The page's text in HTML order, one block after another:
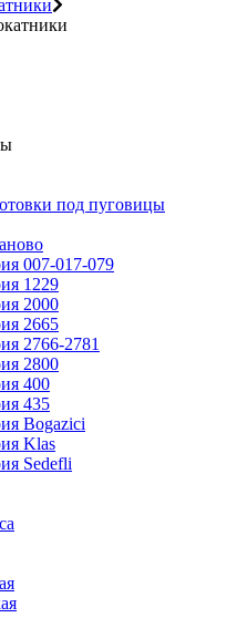
под пуговицы
007-017-079
1229
2000
2665
2766-2781
2800
400
435
Bogazici
Klas
Sedefli